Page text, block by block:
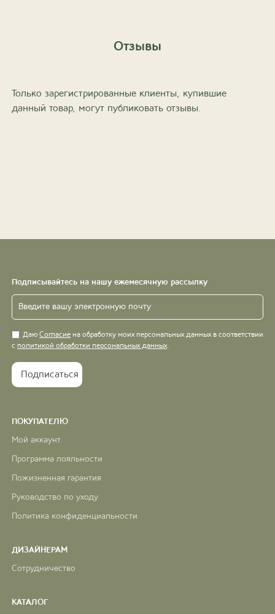
Отзывы
Только зарегистрированные клиенты, купившие
данный товар, могут публиковать отзывы.
Подписывайтесь на нашу ежемесячную рассылку
Даю Согласие на обработку моих персональных данных в соответствии
с политикой обработки персональных данных.
ПОКУПАТЕЛЮ
Мой аккаунт
Программа лояльности
Пожизненная гарантия
Руководство по уходу
Политика конфиденциальности
ДИЗАЙНЕРАМ
Сотрудничество
КАТАЛОГ